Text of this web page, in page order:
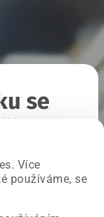
Více
používáme, se
se
opravujeme.
stránku.